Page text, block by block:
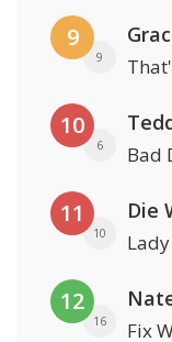
9
9
10
6 Bad
11
10
Die
12
16 Fix